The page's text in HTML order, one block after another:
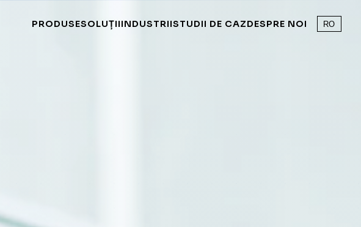
PRODUSESOLUȚIIINDUSTRIISTUDII DE CAZDESPRE NOI RO